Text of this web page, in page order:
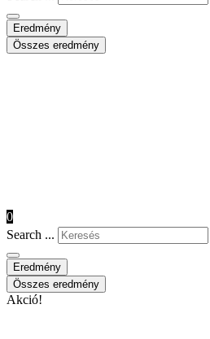
Eredmény
Összes eredmény
0
Search ...
Eredmény
Összes eredmény
Akció!